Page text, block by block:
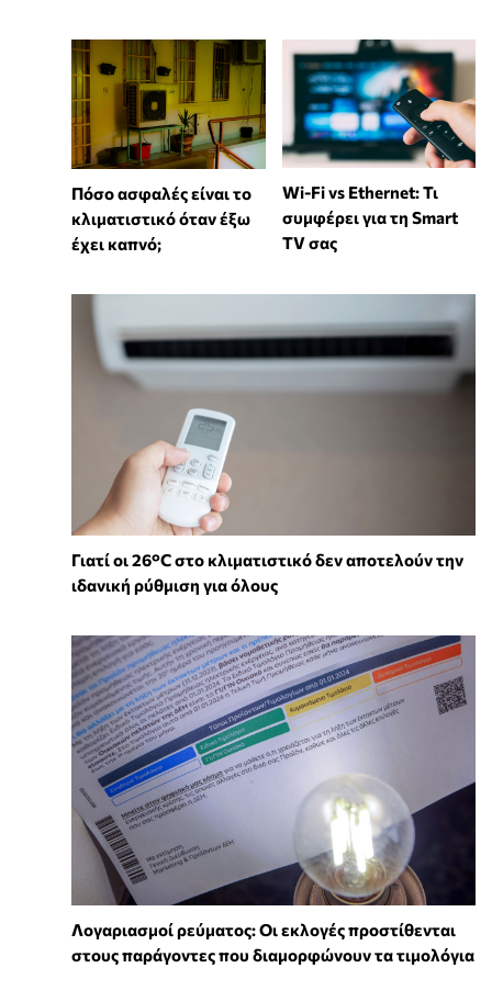
Πόσο ασφαλές είναι το
κλιματιστικό όταν έξω
έχει καπνό;
Wi-Fi vs Ethernet: Τι
συμφέρει για τη Smart
TV σας
Γιατί οι 26°C στο κλιματιστικό δεν αποτελούν την
ιδανική ρύθμιση για όλους
Λογαριασμοί ρεύματος: Οι εκλογές προστίθενται
στους παράγοντες που διαμορφώνουν τα τιμολόγια